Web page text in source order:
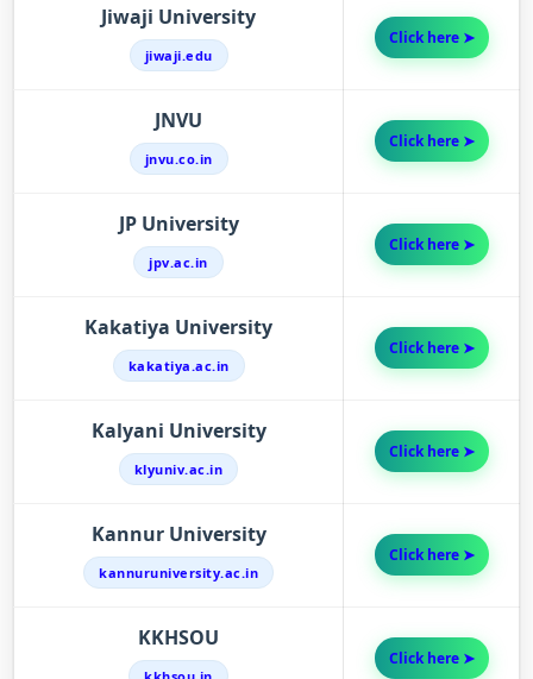
Jiwaji University
jiwaji.edu
Click here ➤
JNVU
jnvu.co.in
Click here ➤
JP University
jpv.ac.in
Click here ➤
Kakatiya University
kakatiya.ac.in
Click here ➤
Kalyani University
klyuniv.ac.in
Click here ➤
Kannur University
kannuruniversity.ac.in
Click here ➤
KKHSOU
Click here ➤